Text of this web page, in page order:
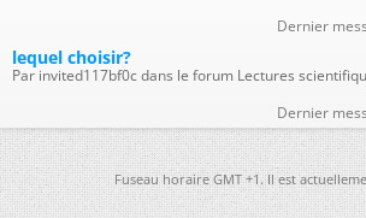
Dernier
lequel choisir?
Par invited117bf0c dans le forum Lectures
Dernier
Fuseau horaire GMT +1. Il est